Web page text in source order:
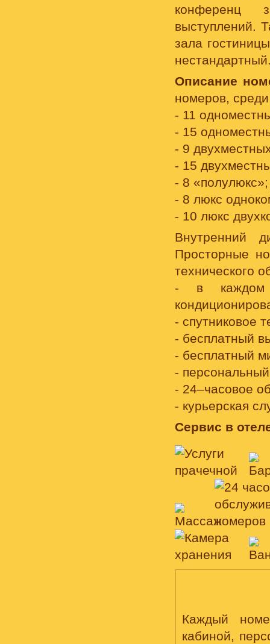
конференц
выступлений.
зала
Описание
номеров,
- 11
- 15
- 9
- 15
- 8 «полулюкс»;
- 8 люкс
- 10 люкс
Внутренний
Просторные
технического
- в каждом
- спутниковое
- бесплатный
- бесплатный
-
- 24–часовое
- курьерская
Сервис в
Каждый
кабиной,